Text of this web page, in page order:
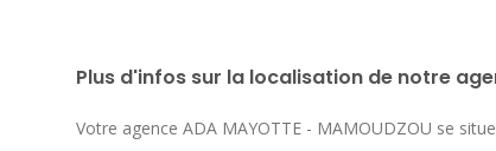
Plus d'infos sur la localisation de notre
Votre agence ADA MAYOTTE - MAMOUDZOU se